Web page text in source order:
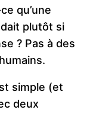
qu’une
plutôt si
? Pas à des
simple (et
deux